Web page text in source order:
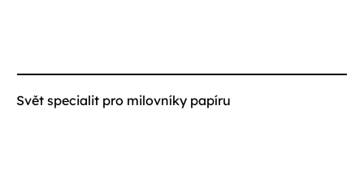
Svět specialit pro milovníky papíru